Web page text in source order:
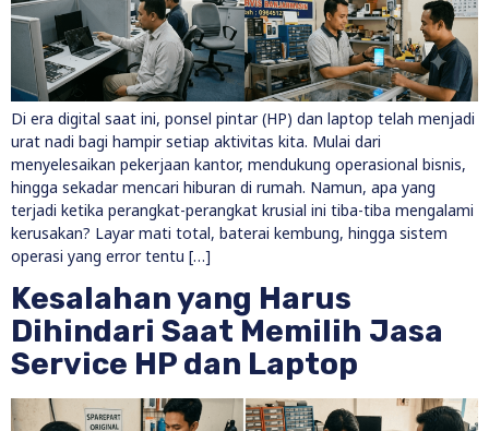
Di era digital saat ini, ponsel pintar (HP) dan laptop telah menjadi
urat nadi bagi hampir setiap aktivitas kita. Mulai dari
menyelesaikan pekerjaan kantor, mendukung operasional bisnis,
hingga sekadar mencari hiburan di rumah. Namun, apa yang
terjadi ketika perangkat-perangkat krusial ini tiba-tiba mengalami
kerusakan? Layar mati total, baterai kembung, hingga sistem
operasi yang error tentu […]
Kesalahan yang Harus
Dihindari Saat Memilih Jasa
Service HP dan Laptop